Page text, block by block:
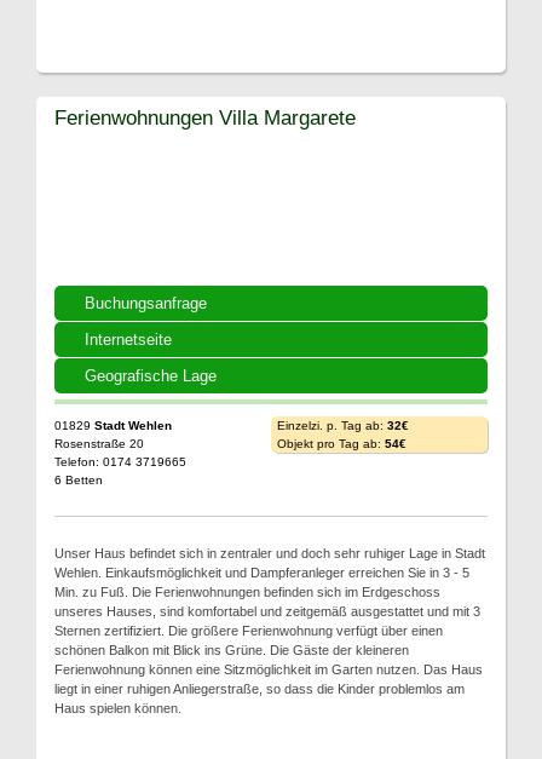
Buchungsanfrage
Internetseite
Geografische Lage
Ferienwohnungen Villa Margarete
01829 Stadt Wehlen
Rosenstraße 20
Telefon: 0174 3719665
6 Betten
Einzelzi. p. Tag ab: 32€
Objekt pro Tag ab: 54€
Unser Haus befindet sich in zentraler und doch sehr ruhiger Lage in Stadt
Wehlen. Einkaufsmöglichkeit und Dampferanleger erreichen Sie in 3 - 5
Min. zu Fuß. Die Ferienwohnungen befinden sich im Erdgeschoss
unseres Hauses, sind komfortabel und zeitgemäß ausgestattet und mit 3
Sternen zertifiziert. Die größere Ferienwohnung verfügt über einen
schönen Balkon mit Blick ins Grüne. Die Gäste der kleineren
Ferienwohnung können eine Sitzmöglichkeit im Garten nutzen. Das Haus
liegt in einer ruhigen Anliegerstraße, so dass die Kinder problemlos am
Haus spielen können.